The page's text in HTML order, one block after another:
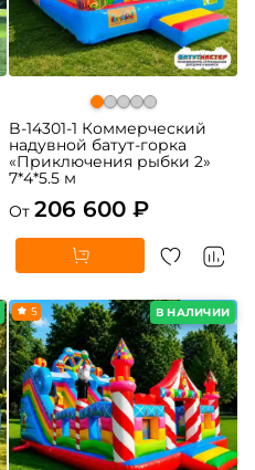
B-14301-1 Коммерческий
надувной батут-горка
«Приключения рыбки 2»
7*4*5.5 м
От 206 600 ₽
В НАЛИЧИИ
5